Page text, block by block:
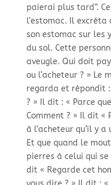
paierai plus tard”.
l’estomac. Il excréta
son estomac sur les
du sol. Cette
aveugle. Qui doit
ou l’acheteur ? » Le
regarda et répondit :
? » Il dit : « Parce
Comment ? » Il dit «
à l’acheteur qu’il y
Et que quand le
pierres à celui qui
dit « Regarde cet